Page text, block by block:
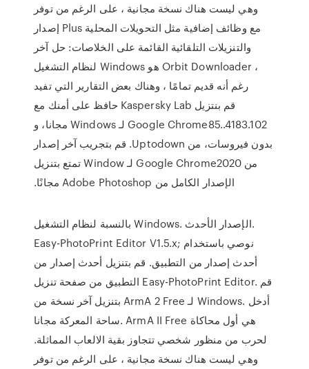
وهي ليست هناك نسخة مجانية ، على الرغم من توفر
إصدار Plus مع وظائف إضافية مثل التحويلات المحلية
والتنزيلات التلقائية القائمة على الخلاصات: حل آخر
لنظام التشغيل Windows هو Orbit Downloader ،
رغم أنه قديم تمامًا ، وهناك بعض التقارير التي تفيد
حافظ على أمنك مع Kaspersky Lab ‫قم بنتزيل
Google Chrome85..4183.102 لـ Windows مجانا، و
بدون فيروسات، من Uptodown. قم بتجريب آخر إصدار
من Google Chrome2020 لـ Window تمتع بتنزيل
الإصدار الكامل من Adobe Photoshop مجانًا.
بالنسبة لنظام التشغيل Windows. الإصدار الأحدث.
Easy-PhotoPrint Editor V1.5.x; نوصي باستخدام
أحدث إصدار من التطبيق. قم بتنزيل أحدث إصدار من
التطبيق من صفحة تنزيل Easy-PhotoPrint Editor. قم
بتنزيل آخر نسخة من ArmA 2 Free لـ Windows. أدخل
ساحة المعركة مجانا. ArmA II Free هي أول محاكاة
لحرب من منظور شخصي تتجاوز بقية الالعاب المماثلة.
وهي ليست هناك نسخة مجانية ، على الرغم من توفر